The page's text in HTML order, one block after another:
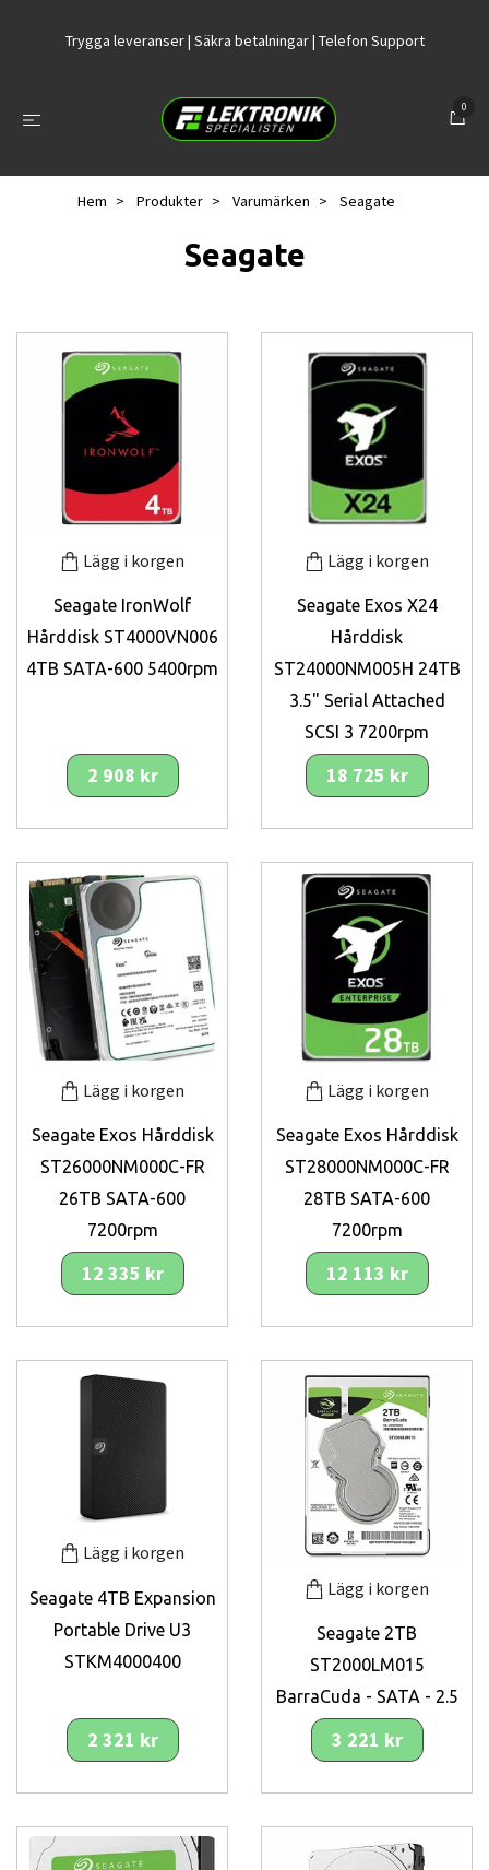
Trygga leveranser | Säkra betalningar | Telefon Support
0
Hem Produkter Varumärken Seagate
Seagate
Lägg i korgen
Seagate IronWolf
Hårddisk ST4000VN006
4TB SATA-600 5400rpm
2 908 kr
Lägg i korgen
Seagate Exos X24
Hårddisk
ST24000NM005H 24TB
3.5" Serial Attached
SCSI 3 7200rpm
18 725 kr
Lägg i korgen
Seagate Exos Hårddisk
ST26000NM000C-FR
26TB SATA-600
7200rpm
12 335 kr
Lägg i korgen
Seagate Exos Hårddisk
ST28000NM000C-FR
28TB SATA-600
7200rpm
12 113 kr
Lägg i korgen
Seagate 4TB Expansion
Portable Drive U3
STKM4000400
2 321 kr
Lägg i korgen
Seagate 2TB
ST2000LM015
BarraCuda - SATA - 2.5
3 221 kr